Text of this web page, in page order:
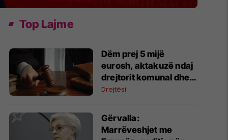
Top Lajme
Dëm prej 5 mijë
eurosh, aktakuzë ndaj
drejtorit komunal dhe
një operatori ekonomik
Drejtësi
Gërvalla:
Marrëveshjet me